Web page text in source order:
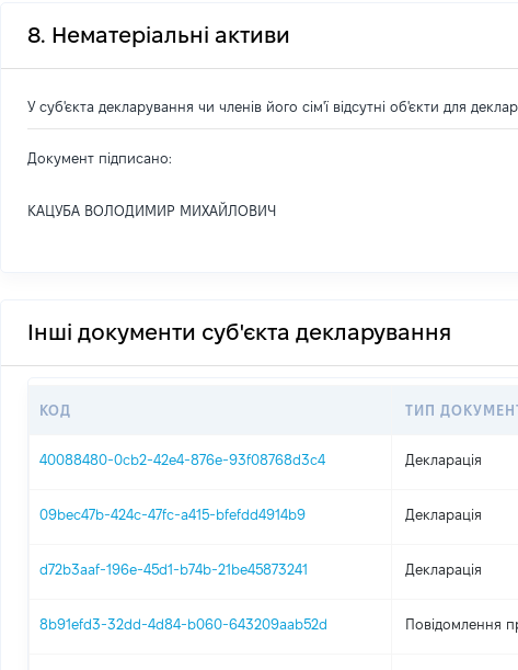
8. Нематеріальні активи
У суб'єкта декларування чи членів його сім'ї відсутні об'єкти для
Документ підписано:
КАЦУБА ВОЛОДИМИР МИХАЙЛОВИЧ
Інші документи суб'єкта декларування
КОД ТИП
40088480-0cb2-42e4-876e-93f08768d3c4 Декларація
09bec47b-424c-47fc-a415-bfefdd4914b9 Декларація
d72b3aaf-196e-45d1-b74b-21be45873241 Декларація
8b91efd3-32dd-4d84-b060-643209aab52d Повідомлення